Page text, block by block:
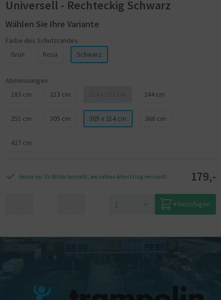
Universell - Rechteckig Schwarz
Wählen Sie Ihre Variante
Farbe des Schutzrandes
Grün
Rosa Schwarz
Abmessungen
183 cm
213 cm 244 cm
251 cm 305 cm 305 x 214 cm 366 cm
427 cm
Heute vor 15:00 Uhr bestellt, am selben Arbeitstag versandt 179,-
hinzufügen